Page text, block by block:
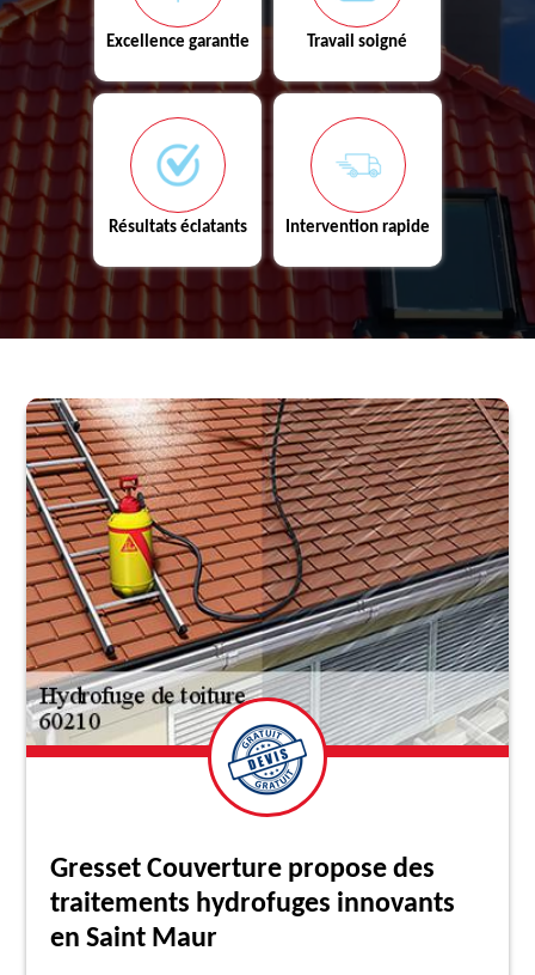
Excellence garantie Travail soigné
Résultats éclatants Intervention rapide
Gresset Couverture propose des
traitements hydrofuges innovants
en Saint Maur